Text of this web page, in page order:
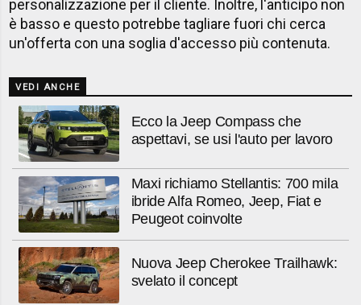
personalizzazione per il cliente. Inoltre, l'anticipo non
è basso e questo potrebbe tagliare fuori chi cerca
un'offerta con una soglia d'accesso più contenuta.
VEDI ANCHE
Ecco la Jeep Compass che
aspettavi, se usi l'auto per lavoro
Maxi richiamo Stellantis: 700 mila
ibride Alfa Romeo, Jeep, Fiat e
Peugeot coinvolte
Nuova Jeep Cherokee Trailhawk:
svelato il concept